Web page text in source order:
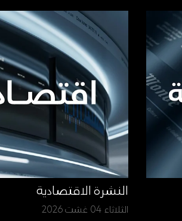
النشرة الاقتصادية
الثلاثاء 04 غشت 2026